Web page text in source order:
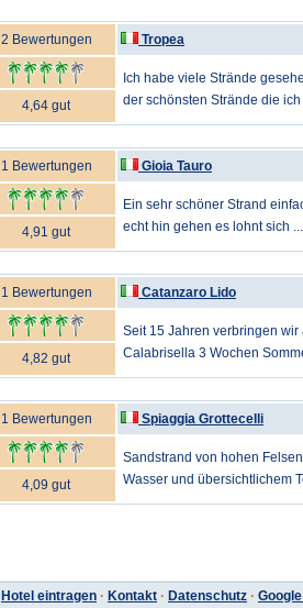
2 Bewertungen Tropea
Ich habe viele Strände
der schönsten Strände die
4,64 gut
1 Bewertungen Gioia Tauro
Ein sehr schöner Strand
echt hin gehen es lohnt sich ...
4,91 gut
1 Bewertungen Catanzaro Lido
Seit 15 Jahren verbringen
Calabrisella 3 Wochen
4,82 gut
1 Bewertungen Spiaggia Grottecelli
Sandstrand von hohen
Wasser und übersichtlichem
4,09 gut
Hotel eintragen · Kontakt · Datenschutz ·